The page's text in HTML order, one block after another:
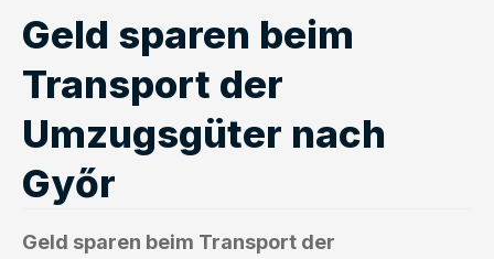
Geld sparen beim
Transport der
Umzugsgüter nach
Győr
Geld sparen beim Transport der